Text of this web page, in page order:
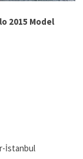
2015 Model
İstanbul